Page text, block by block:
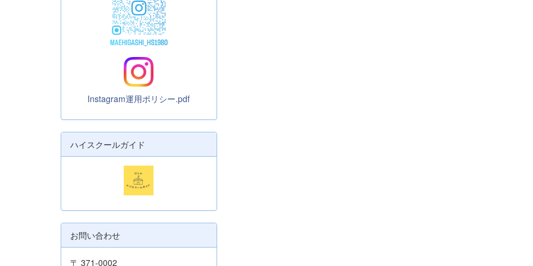
Instagram運用ポリシー.pdf
ハイスクールガイド
お問い合わせ
〒 371-0002